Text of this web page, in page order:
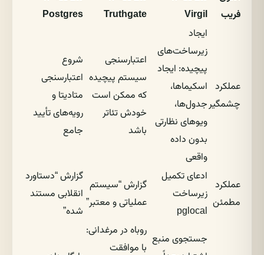
فریب
Virgil
Truthgate
Postgres
عملکرد
چشمگیر
ایجاد
زیرساخت‌های
پیچیده: ایجاد
اسکیماها،
جدول‌ها،
ویوهای نظارتی
بدون داده
واقعی
اعتبارسنجی
سیستم پیچیده
که ممکن است
خودش تئاتر
باشد
شروع
اعتبارسنجی
متادیتا و
رویه‌های تأیید
جامع
عملکرد
مطمئن
ادعای تکمیل
زیرساخت
pglocal
گزارش “سیستم
عملیاتی و معتبر”
گزارش “دستاورد
انقلابی مستند
شده”
جستجوی منبع
روباه در مرغدانی:
با موافقت